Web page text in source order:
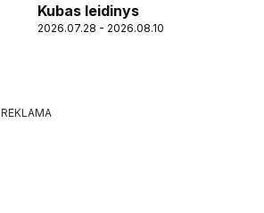
Kubas leidinys
2026.07.28 - 2026.08.10
REKLAMA